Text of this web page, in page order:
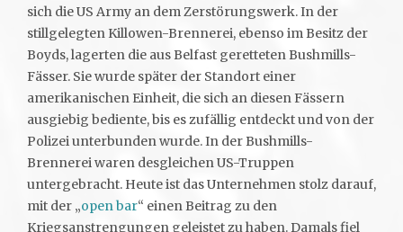
sich die US Army an dem Zerstörungswerk. In der
stillgelegten Killowen-Brennerei, ebenso im Besitz der
Boyds, lagerten die aus Belfast geretteten Bushmills-
Fässer. Sie wurde später der Standort einer
amerikanischen Einheit, die sich an diesen Fässern
ausgiebig bediente, bis es zufällig entdeckt und von der
Polizei unterbunden wurde. In der Bushmills-
Brennerei waren desgleichen US-Truppen
untergebracht. Heute ist das Unternehmen stolz darauf,
mit der „open bar“ einen Beitrag zu den
Kriegsanstrengungen geleistet zu haben. Damals fiel